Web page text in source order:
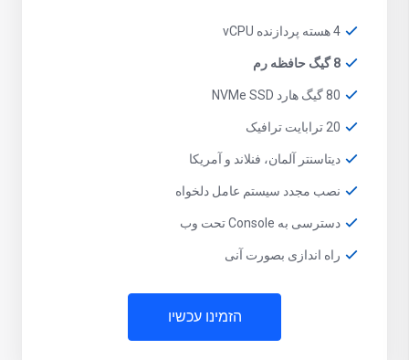
4 هسته پردازنده vCPU
8 گیگ حافظه رم
80 گیگ هارد NVMe SSD
20 ترابایت ترافیک
دیتاسنتر آلمان، فنلاند و آمریکا
نصب مجدد سیستم عامل دلخواه
دسترسی به Console تحت وب
راه اندازی بصورت آنی
הזמינו עכשיו